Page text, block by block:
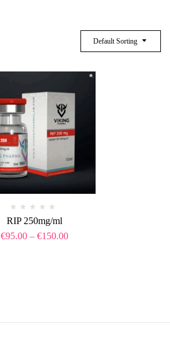
Default Sorting
RIP 250mg/ml
€95.00 – €150.00